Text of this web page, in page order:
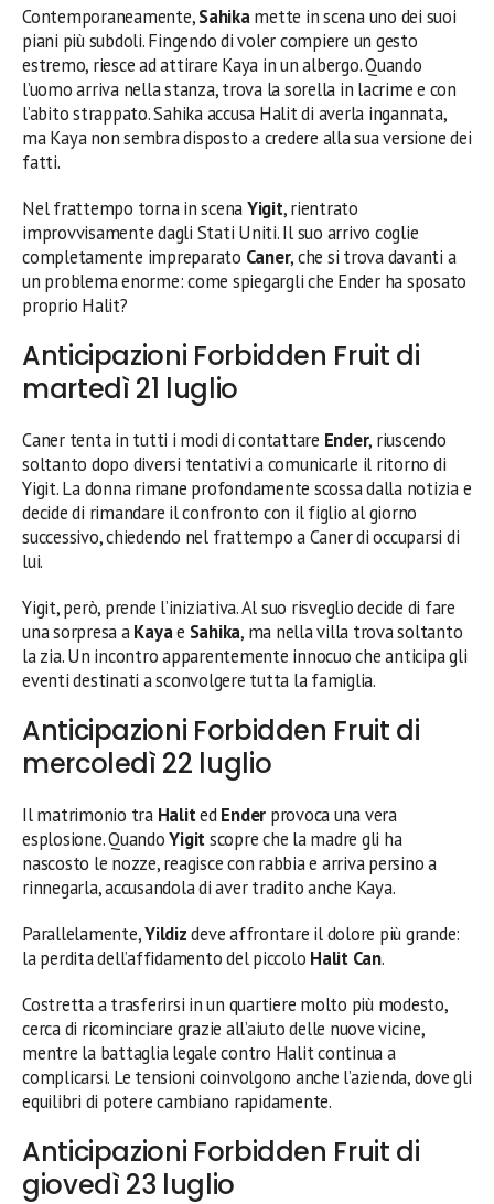
Contemporaneamente,Sahikamette in scena uno dei suoi
piani più subdoli. Fingendo di voler compiere un gesto
estremo, riesce ad attirare Kaya in un albergo. Quando
l’uomo arriva nella stanza, trova la sorella in lacrime e con
l’abito strappato. Sahika accusa Halit di averla ingannata,
ma Kaya non sembra disposto a credere alla sua versione dei
fatti.
Nel frattempo torna in scenaYigit, rientrato
improvvisamente dagli Stati Uniti. Il suo arrivo coglie
completamente impreparato Caner, che si trova davanti a
un problema enorme: come spiegargli che Ender ha sposato
proprio Halit?
Anticipazioni Forbidden Fruit di
martedì 21 luglio
Caner tenta in tutti i modi di contattare Ender, riuscendo
soltanto dopo diversi tentativi a comunicarle il ritorno di
Yigit. La donna rimane profondamente scossa dalla notizia e
decide di rimandare il confronto con il figlio al giorno
successivo, chiedendo nel frattempo a Caner di occuparsi di
lui.
Yigit, però, prende l’iniziativa. Al suo risveglio decide di fare
una sorpresa aKayae Sahika, ma nella villa trova soltanto
la zia. Un incontro apparentemente innocuo che anticipa gli
eventi destinati a sconvolgere tutta la famiglia.
Anticipazioni Forbidden Fruit di
mercoledì 22 luglio
Il matrimonio tra HalitedEnder provoca una vera
esplosione. QuandoYigitscopre che la madre gli ha
nascosto le nozze, reagisce con rabbia e arriva persino a
rinnegarla, accusandola di aver tradito anche Kaya.
Parallelamente,Yildizdeve affrontare il dolore più grande:
la perdita dell’affidamento del piccolo Halit Can.
Costretta a trasferirsi in un quartiere molto più modesto,
cerca di ricominciare grazie all’aiuto delle nuove vicine,
mentre la battaglia legale contro Halit continua a
complicarsi. Le tensioni coinvolgono anche l’azienda, dove gli
equilibri di potere cambiano rapidamente.
Anticipazioni Forbidden Fruit di
giovedì 23 luglio